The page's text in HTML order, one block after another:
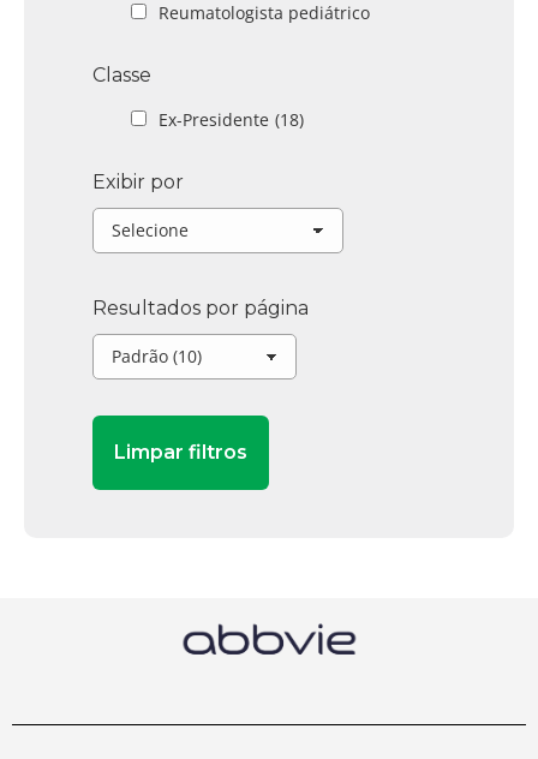
Reumatologista pediátrico
Classe
Ex-Presidente (18)
Exibir por
Resultados por página